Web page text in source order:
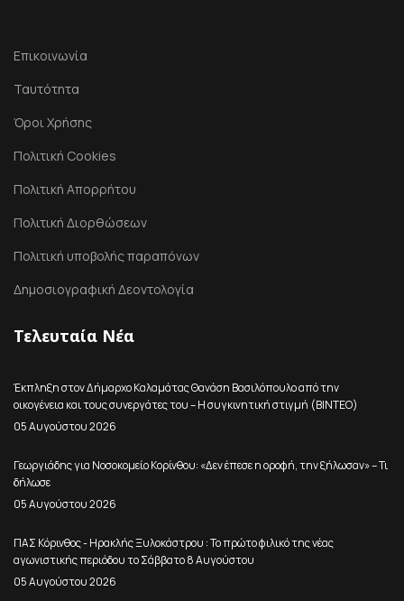
Επικοινωνία
Ταυτότητα
Όροι Χρήσης
Πολιτική Cookies
Πολιτική Απορρήτου
Πολιτική Διορθώσεων
Πολιτική υποβολής παραπόνων
Δημοσιογραφική Δεοντολογία
Τελευταία Νέα
Έκπληξη στον Δήμαρχο Καλαμάτας Θανάση Βασιλόπουλο από την
οικογένεια και τους συνεργάτες του – Η συγκινητική στιγμή (ΒΙΝΤΕΟ)
05 Αυγούστου 2026
Γεωργιάδης για Νοσοκομείο Κορίνθου: «Δεν έπεσε η οροφή, την ξήλωσαν» – Τι
δήλωσε
05 Αυγούστου 2026
ΠΑΣ Κόρινθος - Ηρακλής Ξυλοκάστρου : Το πρώτο φιλικό της νέας
αγωνιστικής περιόδου το Σάββατο 8 Αυγούστου
05 Αυγούστου 2026